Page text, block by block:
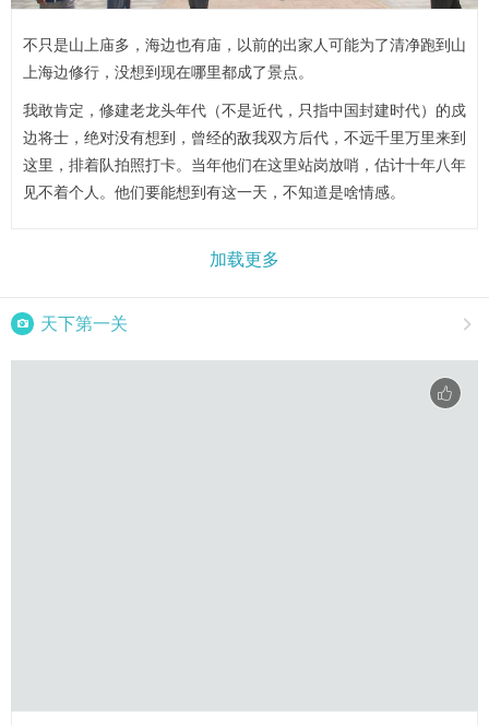
不只是山上庙多，海边也有庙，以前的出家人可能为了清净跑到山
上海边修行，没想到现在哪里都成了景点。
我敢肯定，修建老龙头年代（不是近代，只指中国封建时代）的戍
边将士，绝对没有想到，曾经的敌我双方后代，不远千里万里来到
这里，排着队拍照打卡。当年他们在这里站岗放哨，估计十年八年
见不着个人。他们要能想到有这一天，不知道是啥情感。
加载更多
 天下第一关 